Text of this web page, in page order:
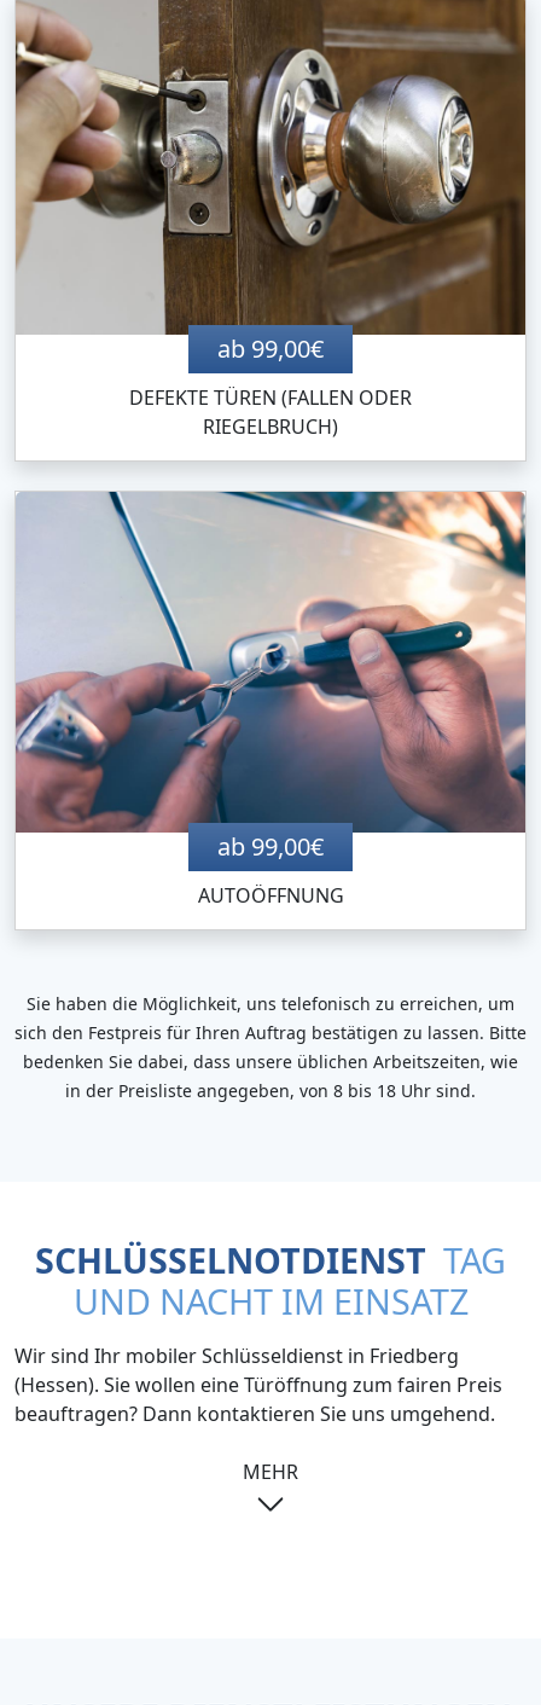
ab 99,00€
DEFEKTE TÜREN (FALLEN ODER
RIEGELBRUCH)
ab 99,00€
AUTOÖFFNUNG
Sie haben die Möglichkeit, uns telefonisch zu erreichen, um
sich den Festpreis für Ihren Auftrag bestätigen zu lassen. Bitte
bedenken Sie dabei, dass unsere üblichen Arbeitszeiten, wie
in der Preisliste angegeben, von 8 bis 18 Uhr sind.
SCHLÜSSELNOTDIENST TAG
UND NACHT IM EINSATZ
Wir sind Ihr mobiler Schlüsseldienst in Friedberg
(Hessen). Sie wollen eine Türöffnung zum fairen Preis
beauftragen? Dann kontaktieren Sie uns umgehend.
MEHR